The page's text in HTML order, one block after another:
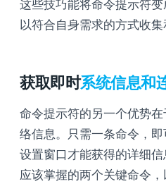
这些技巧能将命令提示符
以符合自身需求的方式收集
获取即时系统信息和
命令提示符的另一个优势
络信息。只需一条命令，
设置窗口才能获得的详细
应该掌握的两个关键命令